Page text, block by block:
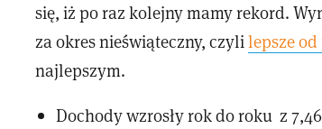
się, iż po raz kolejny mamy rekord.
za okres nieświąteczny, czylilepsze
najlepszym.
Dochody wzrosły rok do roku z